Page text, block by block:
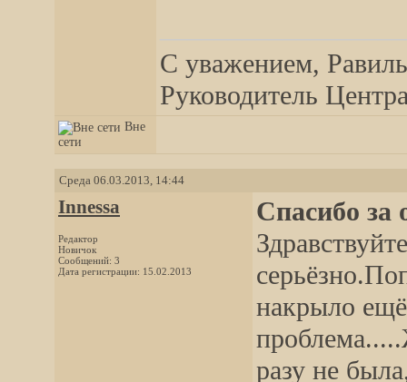
С уважением,
Руководитель
Вне
сети
Среда 06.03.2013, 14:44
Innessa
Редактор
Новичок
Сообщений: 3
Дата регистрации: 15.02.2013
Спасибо за
накрыло
разу не